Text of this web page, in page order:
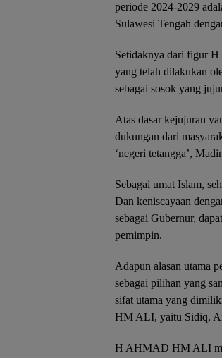
periode 2024-2029
Sulawesi Tengah
Setidaknya dari figur
yang telah dilakukan
sebagai sosok yang
Atas dasar kejujuran
dukungan dari
‘negeri tetangga’,
Sebagai umat Islam,
Dan keniscayaan
sebagai Gubernur,
pemimpin.
Adapun alasan utama
sebagai pilihan yang
sifat utama yang
HM ALI, yaitu Sidiq,
H AHMAD HM ALI